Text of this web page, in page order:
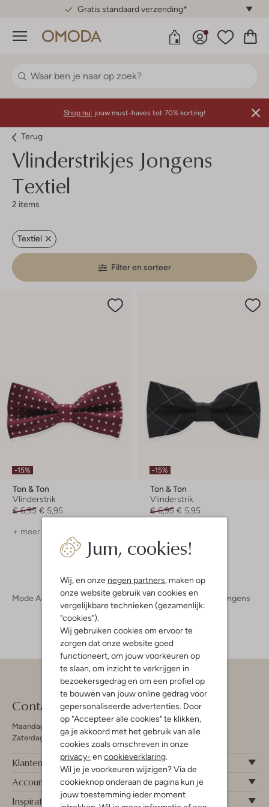
Gratis standaard verzending*
Menu
Jum, cookies!
Wij, en onze negen partners , maken op
onze website gebruik van cookies en
vergelijkbare technieken (gezamenlijk:
"cookies").
Wij gebruiken cookies om ervoor te
zorgen dat onze website goed
functioneert, om jouw voorkeuren op
te slaan, om inzicht te verkrijgen in
bezoekersgedrag en om een profiel op
te bouwen van jouw online gedrag voor
gepersonaliseerde advertenties. Door
op "Accepteer alle cookies" te klikken,
ga je akkoord met het gebruik van alle
cookies zoals omschreven in onze
privacy- en cookieverklaring
Wil je je voorkeuren wijzigen? Via de
cookieknop onderaan de pagina kun je
jouw toestemming ieder moment
Shop nu: jouw must-haves tot 70% korting!
Terug
Vlinderstrikjes Jongens
Textiel
2 items
Textiel
Filter en sorteer
-15%
Ton & Ton
Vlinderstrik
€ 6,95 € 5,95
+ meer kleuren
-15%
Ton & Ton
Vlinderstrik
€ 6,95 € 5,95
Mode Accessoires Vlinderstrikjes Vlinderstrikjes Jongens
Contact
Maandag - Vrijdag 09:00 - 19:00 uur
Zaterdag 09:00 - 17:00 uur
Klantenservice
Account
Inspiratie